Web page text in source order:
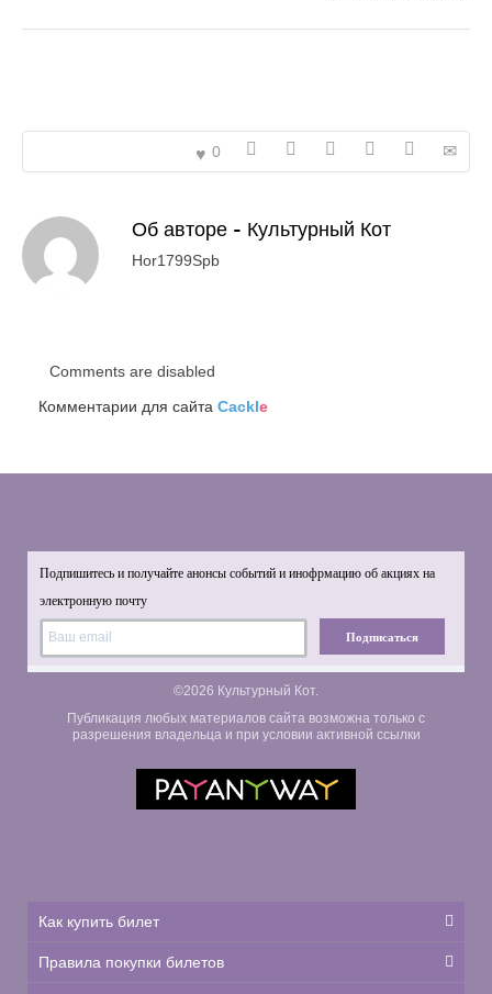
0
Об авторе - Культурный Кот
Hor1799Spb
Comments are disabled
Комментарии для сайта Cackle
Подпишитесь и получайте анонсы событий и инофрмацию об акциях на
электронную почту
Подписаться
©2026 Культурный Кот.
Публикация любых материалов сайта возможна только с
разрешения владельца и при условии активной ссылки
Как купить билет
Правила покупки билетов